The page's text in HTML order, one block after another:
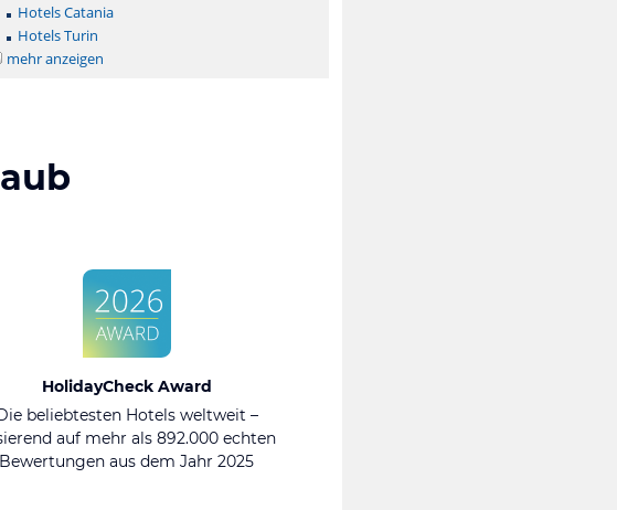
Hotels Catania
Hotels Turin
mehr anzeigen
HolidayCheck Award
beliebtesten Hotels weltweit –
auf mehr als 892.000 echten
Bewertungen aus dem Jahr 2025